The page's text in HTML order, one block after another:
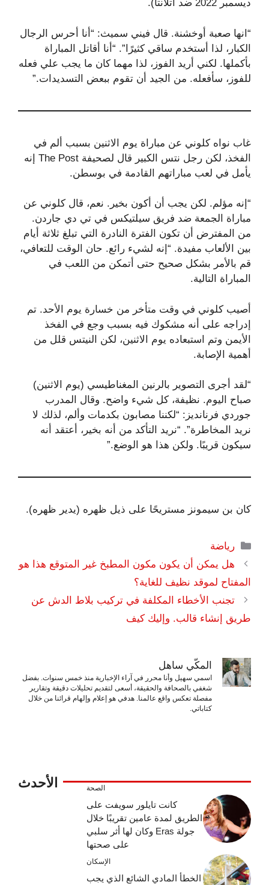
ديسمبر 2022 ضد أتلانتا).
“انها صعبة أوخشنة. قال فيني سميث: “أنا أحرس الرجال
الكبار، لذا أستخدم ساقي كثيرًا”. “أنا أقاتل المباراة
بأكملها. لكني أريد الفوز، لذا مهما كان ما يجب علي فعله
للفوز، سأفعله. من الجيد أن تقوم ببعض التسديدات.”
غاب نواه كلوني عن مباراة يوم الاثنين بسبب ألم في
الفخذ، لكن رجل نتس الكبير قال لصحيفة The Post إنه
يأمل في لعب مباراتهم القادمة في بوسطن.
“إنه مؤلم. لكن يجب أن أكون بخير. نعم، قال كلوني عن
مباراة الجمعة ضد فريق سيلتيكس في تي دي جاردن.
من المفترض أن تكون الفترة النادرة التي تبلغ ثلاثة أيام
بين الألعاب مفيدة. “إنه لشيء رائع. حان الوقت للتعافي،
قم بالأمر بشكل صحيح حتى أتمكن من اللعب في
المباراة التالية.
أصيب كلوني في وقت متأخر من خسارة يوم الأحد. تم
إدراجه على أنه مشكوك فيه بسبب وجع في الفخذ
الأيمن وتم استبعاده يوم الاثنين، لكن النيتس قلل من
أهمية الإصابة.
“لقد أجرى التصوير بالرنين المغناطيسي (يوم الاثنين)
صباح اليوم. نظيفة، كل شيء واضح. وقال المدرب
جوردي فرنانديز: “لكننا مصابون بكدمات وألم، لذلك لا
نريد المخاطرة”. “نريد التأكد من أنه بخير، أعتقد أنه
سيكون قريبًا. ولكن هذا هو الوضع.”
كان بن سيمونز مستريحًا على ذيل ظهره (يدير ظهره).
التصنيفات
رياضة
هل يمكن أن يكون مكون المطبخ غير المتوقع هذا هو
المفتاح لموقد نظيف للغاية؟
تجنب الأخطاء المكلفة في تركيب بلاط الدش عن ​​
طريق إنشاء قالب. وإليك كيف
المكّي ساهل
اسمي سهيل وأنا محرر في آراء الإخبارية منذ خمس سنوات. بفضل
شغفي بالصحافة والحقيقة، أسعى لتقديم تحليلات دقيقة وتقارير
مفصلة تعكس واقع عالمنا. هدفي هو إعلام وإلهام قرائنا من خلال
كتاباتي.
الأحدث الصحة
كانت تايلور سويفت على
الطريق لمدة عامين تقريبًا خلال
جولة Eras وكان لها أثر سلبي
على صحتها
الإسكان
الخطأ المادي الشائع الذي يجب